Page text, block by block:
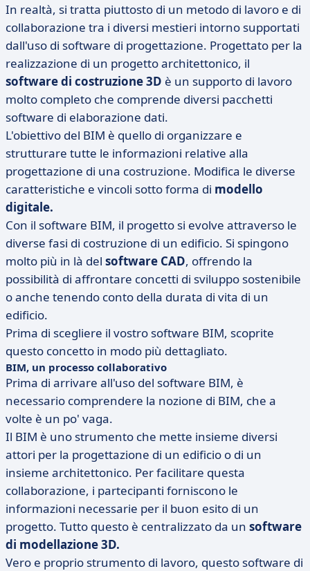
In realtà, si tratta piuttosto di un metodo di lavoro e di
collaborazione tra i diversi mestieri intorno supportati
dall'uso di software di progettazione. Progettato per la
realizzazione di un progetto architettonico, il
software di costruzione 3D è un supporto di lavoro
molto completo che comprende diversi pacchetti
software di elaborazione dati.
L'obiettivo del BIM è quello di organizzare e
strutturare tutte le informazioni relative alla
progettazione di una costruzione. Modifica le diverse
caratteristiche e vincoli sotto forma di modello
digitale.
Con il software BIM, il progetto si evolve attraverso le
diverse fasi di costruzione di un edificio. Si spingono
molto più in là del software CAD, offrendo la
possibilità di affrontare concetti di sviluppo sostenibile
o anche tenendo conto della durata di vita di un
edificio.
Prima di scegliere il vostro software BIM, scoprite
questo concetto in modo più dettagliato.
BIM, un processo collaborativo
Prima di arrivare all'uso del software BIM, è
necessario comprendere la nozione di BIM, che a
volte è un po' vaga.
Il BIM è uno strumento che mette insieme diversi
attori per la progettazione di un edificio o di un
insieme architettonico. Per facilitare questa
collaborazione, i partecipanti forniscono le
informazioni necessarie per il buon esito di un
progetto. Tutto questo è centralizzato da un software
di modellazione 3D.
Vero e proprio strumento di lavoro, questo software di